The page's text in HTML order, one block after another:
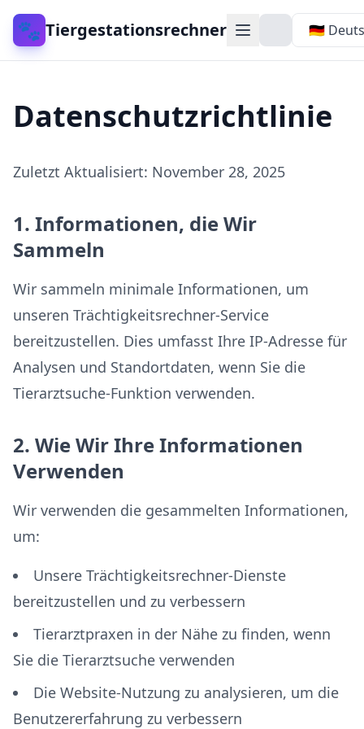
🐾 Tiergestationsrechner
Datenschutzrichtlinie
Zuletzt Aktualisiert: November 28, 2025
1. Informationen, die Wir
Sammeln
Wir sammeln minimale Informationen, um
unseren Trächtigkeitsrechner-Service
bereitzustellen. Dies umfasst Ihre IP-Adresse für
Analysen und Standortdaten, wenn Sie die
Tierarztsuche-Funktion verwenden.
2. Wie Wir Ihre Informationen
Verwenden
Wir verwenden die gesammelten Informationen,
um:
Unsere Trächtigkeitsrechner-Dienste
bereitzustellen und zu verbessern
Tierarztpraxen in der Nähe zu finden, wenn
Sie die Tierarztsuche verwenden
Die Website-Nutzung zu analysieren, um die
Benutzererfahrung zu verbessern